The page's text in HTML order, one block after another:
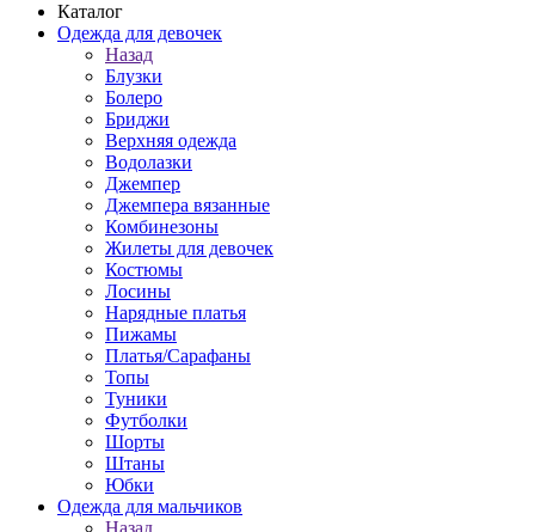
Каталог
Одежда для девочек
Назад
Блузки
Болеро
Бриджи
Верхняя одежда
Водолазки
Джемпер
Джемпера вязанные
Комбинезоны
Жилеты для девочек
Костюмы
Лосины
Нарядные платья
Пижамы
Платья/Сарафаны
Топы
Туники
Футболки
Шорты
Штаны
Юбки
Одежда для мальчиков
Назад